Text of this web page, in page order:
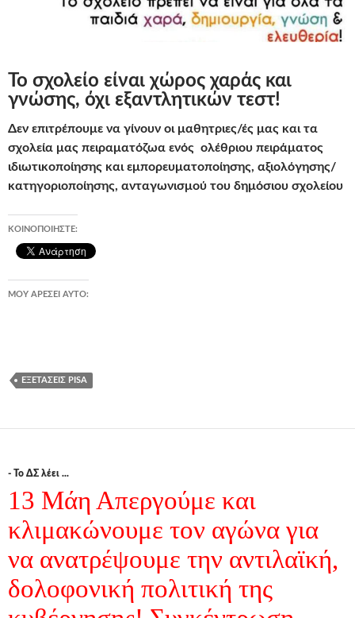
Το σχολείο είναι χώρος χαράς και
γνώσης, όχι εξαντλητικών τεστ!
Δεν επιτρέπουμε να γίνουν οι μαθητριες/ές μας και τα
σχολεία μας πειραματόζωα ενός ολέθριου πειράματος
ιδιωτικοποίησης και εμπορευματοποίησης, αξιολόγησης/
κατηγοριοποίησης, ανταγωνισμού του δημόσιου σχολείου
ΚΟΙΝΟΠΟΙΉΣΤΕ:
ΜΟΥ ΑΡΈΣΕΙ ΑΥΤΌ:
ΕΞΕΤΆΣΕΙΣ PISA
- Το ΔΣ λέει ...
13 Μάη Απεργούμε και
κλιμακώνουμε τον αγώνα για
να ανατρέψουμε την αντιλαϊκή,
δολοφονική πολιτική της